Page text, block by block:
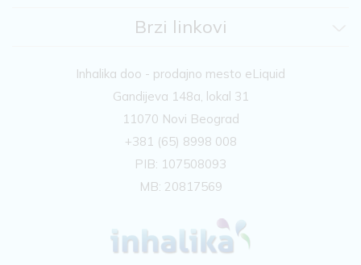
Brzi linkovi
Inhalika doo - prodajno mesto eLiquid
Gandijeva 148a, lokal 31
11070 Novi Beograd
+381 (65) 8998 008
PIB: 107508093
MB: 20817569